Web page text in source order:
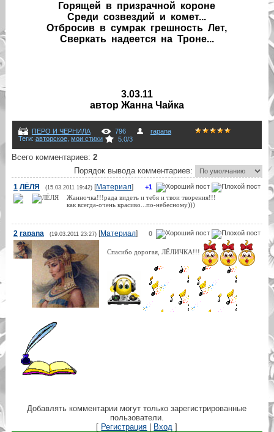
Горящей в призрачной короне
Среди созвездий и комет...
Отбросив в сумрак грешность Лет,
Сверкать надеется на Троне...
3.03.11
автор Жанна Чайка
ПЕРО И ЧЕРНИЛА 796
rapana
Теги: авторское, мои стихи 5.0/3
Всего комментариев: 2
Порядок вывода комментариев:
+1
1 ЛЁЛЯ (15.03.2011 19:42)[Материал]
Жанночка!!!рада видеть и тебя и твои творения!!!
как всегда-очень красиво...по-небесному)))
0
2 rapana (19.03.2011 23:27)[Материал]
Спасибо дорогая, ЛЁЛИЧКА!!!
Добавлять комментарии могут только зарегистрированные
пользователи.
[ Регистрация | Вход ]